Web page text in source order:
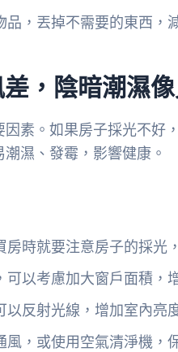
品，丟掉不需要的東西，
，陰暗潮濕像
素。如果房子採光不好
濕、發霉，影響健康。
房時就要注意房子的採光
可以考慮加大窗戶面積，
以反射光線，增加室內亮
風，或使用空氣清淨機，